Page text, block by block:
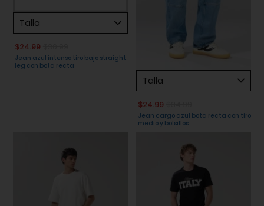
Talla
$24.99
Jean azul intenso tiro bajo straight
leg con bota recta
Talla
$24.99
Jean cargo azul bota recta con tiro
medio y bolsillos